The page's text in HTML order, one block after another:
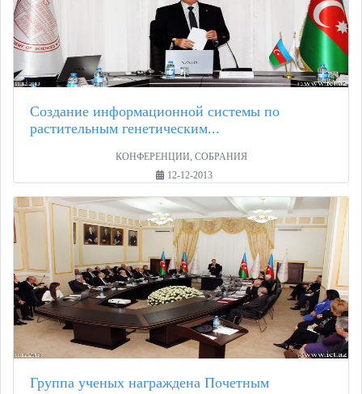
Создание информационной системы по
растительным генетическим...
КОНФЕРЕНЦИИ, СОБРАНИЯ
12-12-2013
Группа ученых награждена Почетным